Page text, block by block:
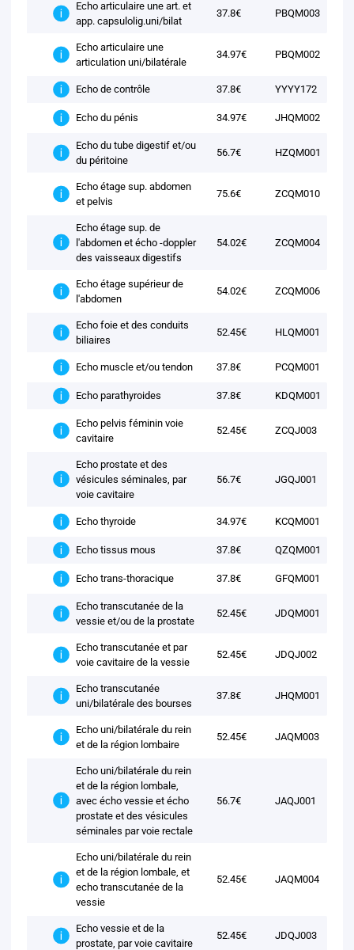
Echo articulaire une art. et
app. capsulolig.uni/bilat
37.8€ PBQM003
Echo articulaire une
articulation uni/bilatérale
34.97€ PBQM002
Echo de contrôle 37.8€ YYYY172
Echo du pénis 34.97€ JHQM002
Echo du tube digestif et/ou
du péritoine
56.7€ HZQM001
Echo étage sup. abdomen
et pelvis
75.6€ ZCQM010
Echo étage sup. de
l'abdomen et écho -doppler
des vaisseaux digestifs
54.02€ ZCQM004
Echo étage supérieur de
l'abdomen
54.02€ ZCQM006
Echo foie et des conduits
biliaires
52.45€ HLQM001
Echo muscle et/ou tendon 37.8€ PCQM001
Echo parathyroides 37.8€ KDQM001
Echo pelvis féminin voie
cavitaire
52.45€ ZCQJ003
Echo prostate et des
vésicules séminales, par
voie cavitaire
56.7€ JGQJ001
Echo thyroide 34.97€ KCQM001
Echo tissus mous 37.8€ QZQM001
Echo trans-thoracique 37.8€ GFQM001
Echo transcutanée de la
vessie et/ou de la prostate
52.45€ JDQM001
Echo transcutanée et par
voie cavitaire de la vessie
52.45€ JDQJ002
Echo transcutanée
uni/bilatérale des bourses
37.8€ JHQM001
Echo uni/bilatérale du rein
et de la région lombaire
52.45€ JAQM003
Echo uni/bilatérale du rein
et de la région lombale,
avec écho vessie et écho
prostate et des vésicules
séminales par voie rectale
56.7€ JAQJ001
Echo uni/bilatérale du rein
et de la région lombale, et
echo transcutanée de la
vessie
52.45€ JAQM004
Echo vessie et de la
prostate, par voie cavitaire
52.45€ JDQJ003